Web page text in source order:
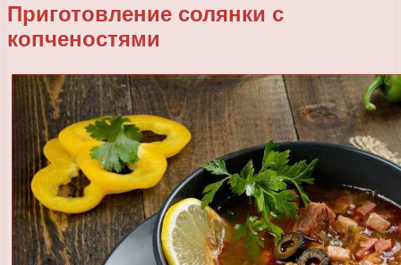
Приготовление солянки с
копченостями